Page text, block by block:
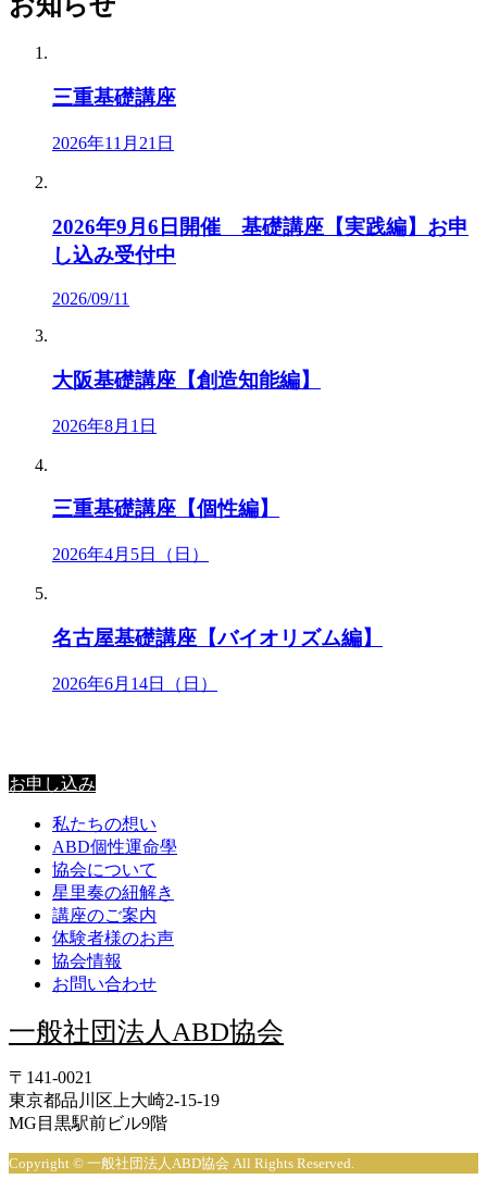
三重基礎講座
2026年11月21日
2026年9月6日開催 基礎講座【実践編】お申
し込み受付中
2026/09/11
大阪基礎講座【創造知能編】
2026年8月1日
三重基礎講座【個性編】
2026年4月5日（日）
名古屋基礎講座【バイオリズム編】
2026年6月14日（日）
お申し込み
私たちの想い
ABD個性運命學
協会について
星里奏の紐解き
講座のご案内
体験者様のお声
協会情報
お問い合わせ
一般社団法人ABD協会
〒141-0021
東京都品川区上大崎2-15-19
MG目黒駅前ビル9階
Copyright © 一般社団法人ABD協会 All Rights Reserved.